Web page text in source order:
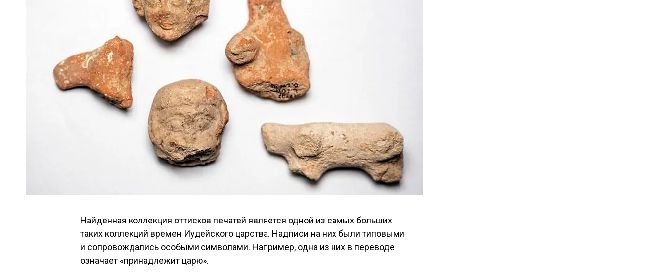
Найденная коллекция оттисков печатей является одной из самых больших
таких коллекций времен Иудейского царства. Надписи на них были типовыми
и сопровождались особыми символами. Например, одна из них в переводе
означает «принадлежит царю».